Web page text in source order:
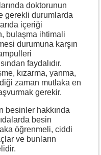
doktorunun
gerekli durumlarda
içeriği
bulaşma ihtimali
durumuna karşın
faydalıdır.
kızarma, yanma,
zaman mutlaka en
gerekir.
besinler hakkında
besin
öğrenmeli, ciddi
ve bunların